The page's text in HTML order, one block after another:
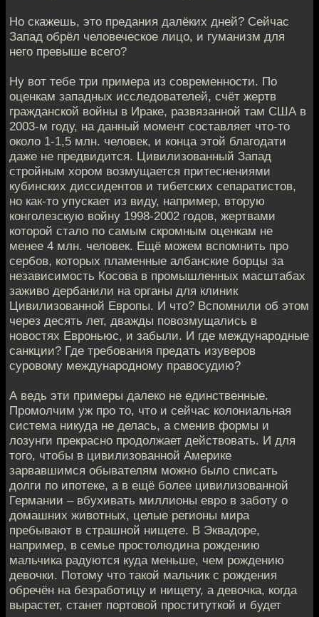
Но скажешь, это предания далёких дней? Сейчас
Запад обрёл человеческое лицо, и гуманизм для
него превыше всего?
Ну вот тебе три примера из современности. По
оценкам западных исследователей, счёт жертв
гражданской войны в Ираке, развязанной там США в
2003-м году, на данный момент составляет что-то
около 1-1,5 млн. человек, и конца этой благодати
даже не предвидится. Цивилизованный Запад
стройным хором возмущается притеснениями
кубинских диссидентов и тибетских сепаратистов,
но как-то упускает из виду, например, вторую
конголезскую войну 1998-2002 годов, жертвами
которой стало по самым скромным оценкам не
менее 4 млн. человек. Ещё можем вспомнить про
сербов, которых пламенные албанские борцы за
независимость Косова в промышленных масштабах
заживо дербанили на органы для клиник
Цивилизованной Европы. И что? Вспомнили об этом
через десять лет, дважды повозмущались в
новостях Евроньюс, и забыли. И где международные
санкции? Где требования предать изуверов
суровому международному правосудию?
А ведь эти примеры далеко не единственные.
Промолчим уж про то, что и сейчас колониальная
система никуда не делась, а сменив формы и
лозунги прекрасно продолжает действовать. И для
того, чтобы в цивилизованной Америке
зарвавшимся обывателям можно было списать
долги по ипотеке, а в ещё более цивилизованной
Германии – вбухивать миллионы евро в заботу о
домашних животных, целые регионы мира
пребывают в страшной нищете. В Эквадоре,
например, в семье простолюдина рождению
мальчика радуются куда меньше, чем рождению
девочки. Потому что такой мальчик с рождения
обречён на безработицу и нищету, а девочка, когда
вырастет, станет портовой проституткой и будет